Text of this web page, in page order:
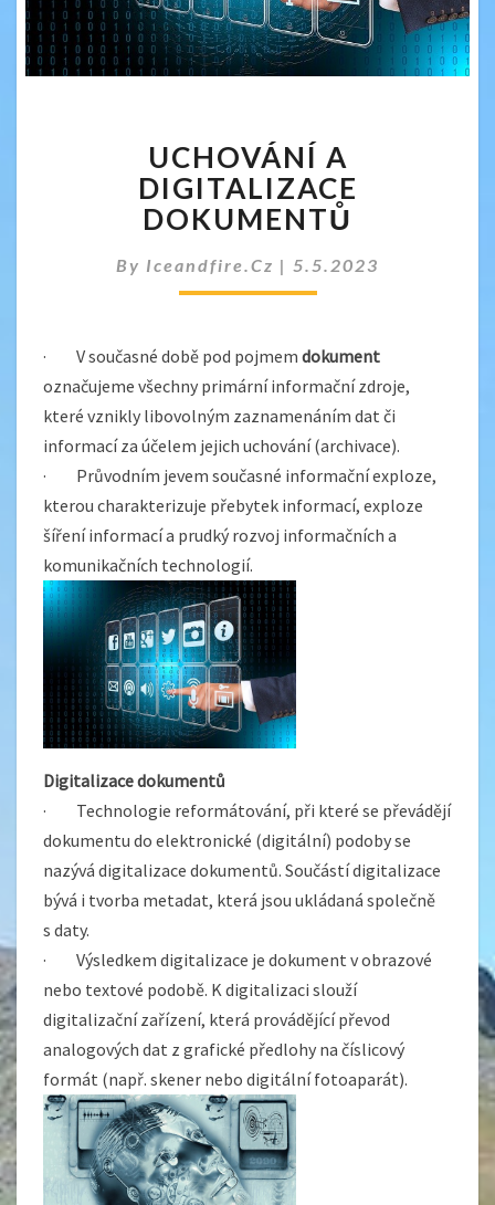
A
DIGITALIZACE
DOKUMENTŮ
UCHOVÁNÍ A
DIGITALIZACE
DOKUMENTŮ
By Iceandfire.cz | 5.5.2023
· V současné době pod pojmem dokument
označujeme všechny primární informační zdroje,
které vznikly libovolným zaznamenáním dat či
informací za účelem jejich uchování (archivace).
· Průvodním jevem současné informační exploze,
kterou charakterizuje přebytek informací, exploze
šíření informací a prudký rozvoj informačních a
komunikačních technologií.
Digitalizace dokumentů
· Technologie reformátování, při které se převádějí
dokumentu do elektronické (digitální) podoby se
nazývá digitalizace dokumentů. Součástí digitalizace
bývá i tvorba metadat, která jsou ukládaná společně
s daty.
· Výsledkem digitalizace je dokument v obrazové
nebo textové podobě. K digitalizaci slouží
digitalizační zařízení, která provádějící převod
analogových dat z grafické předlohy na číslicový
formát (např. skener nebo digitální fotoaparát).